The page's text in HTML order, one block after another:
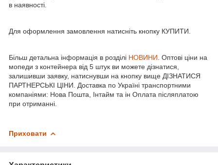
в наявності.
Для оформлення замовлення натисніть кнопку КУПИТИ.
Більш детальна інформація в розділі НОВИНИ . Оптові ціни на
мопеди з контейнера від 5 штук ви можете дізнатися,
залишивши заявку, натиснувши на кнопку вище ДІЗНАТИСЯ
ПАРТНЕРСЬКІ ЦІНИ. Доставка по Україні транспортними
компаніями: Нова Пошта, Інтайм та ін Оплата післяплатою
при отриманні.
Приховати